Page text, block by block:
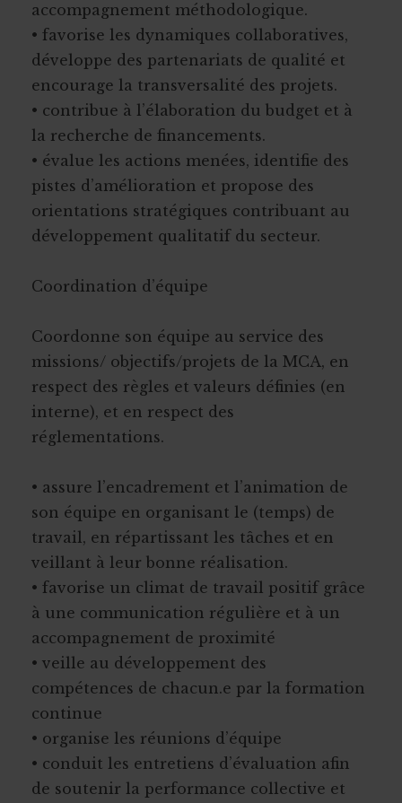
accompagnement méthodologique.
• favorise les dynamiques collaboratives,
développe des partenariats de qualité et
encourage la transversalité des projets.
• contribue à l’élaboration du budget et à
la recherche de financements.
• évalue les actions menées, identifie des
pistes d’amélioration et propose des
orientations stratégiques contribuant au
développement qualitatif du secteur.
Coordination d’équipe
Coordonne son équipe au service des
missions/ objectifs/projets de la MCA, en
respect des règles et valeurs définies (en
interne), et en respect des
réglementations.
• assure l’encadrement et l’animation de
son équipe en organisant le (temps) de
travail, en répartissant les tâches et en
veillant à leur bonne réalisation.
• favorise un climat de travail positif grâce
à une communication régulière et à un
accompagnement de proximité
• veille au développement des
compétences de chacun.e par la formation
continue
• organise les réunions d’équipe
• conduit les entretiens d’évaluation afin
de soutenir la performance collective et